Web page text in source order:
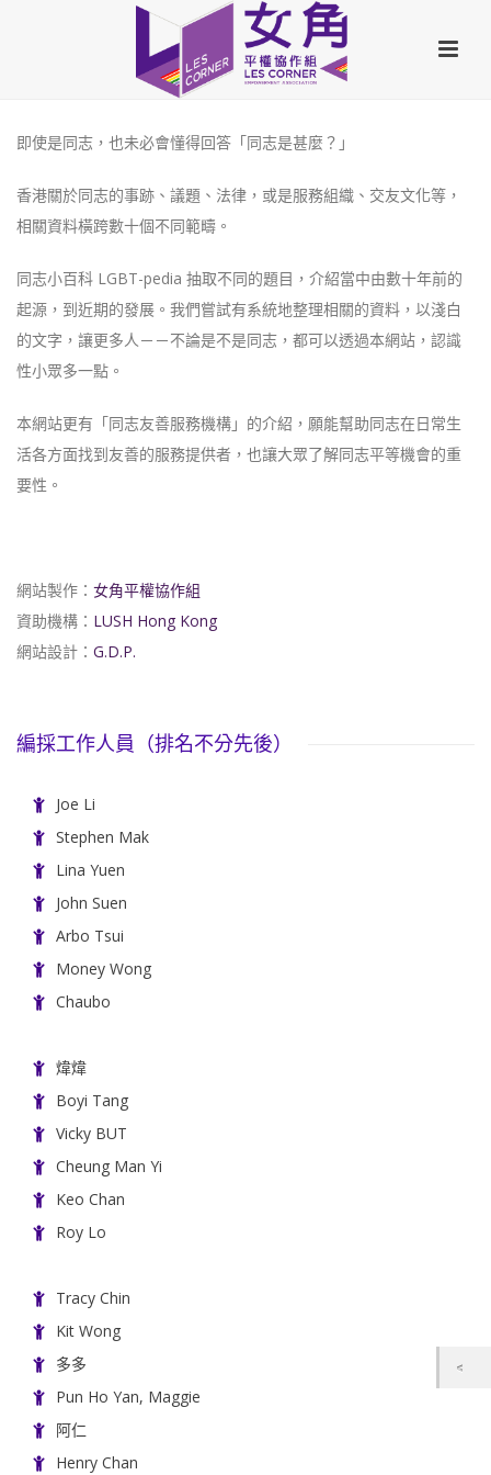
即使是同志，也未必會懂得回答「同志是甚麼？」
香港關於同志的事跡、議題、法律，或是服務組織、交友文化等，
相關資料橫跨數十個不同範疇。
同志小百科 LGBT-pedia 抽取不同的題目，介紹當中由數十年前的
起源，到近期的發展。我們嘗試有系統地整理相關的資料，以淺白
的文字，讓更多人－－不論是不是同志，都可以透過本網站，認識
性小眾多一點。
本網站更有「同志友善服務機構」的介紹，願能幫助同志在日常生
活各方面找到友善的服務提供者，也讓大眾了解同志平等機會的重
要性。
網站製作： 女角平權協作組
資助機構： LUSH Hong Kong
網站設計： G.D.P.
編採工作人員（排名不分先後）
Joe Li
Stephen Mak
Lina Yuen
John Suen
Arbo Tsui
Money Wong
Chaubo
煒煒
Boyi Tang
Vicky BUT
Cheung Man Yi
Keo Chan
Roy Lo
Tracy Chin
Kit Wong
多多
Pun Ho Yan, Maggie
阿仁
Henry Chan